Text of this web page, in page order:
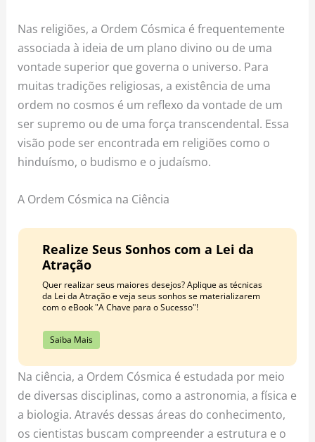
Nas religiões, a Ordem Cósmica é frequentemente
associada à ideia de um plano divino ou de uma
vontade superior que governa o universo. Para
muitas tradições religiosas, a existência de uma
ordem no cosmos é um reflexo da vontade de um
ser supremo ou de uma força transcendental. Essa
visão pode ser encontrada em religiões como o
hinduísmo, o budismo e o judaísmo.
A Ordem Cósmica na Ciência
Realize Seus Sonhos com a Lei da
Atração
Quer realizar seus maiores desejos? Aplique as técnicas
da Lei da Atração e veja seus sonhos se materializarem
com o eBook "A Chave para o Sucesso"!
Saiba Mais
Na ciência, a Ordem Cósmica é estudada por meio
de diversas disciplinas, como a astronomia, a física e
a biologia. Através dessas áreas do conhecimento,
os cientistas buscam compreender a estrutura e o